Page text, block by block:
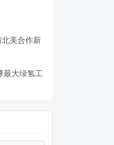
美合作新
最大绿氢工